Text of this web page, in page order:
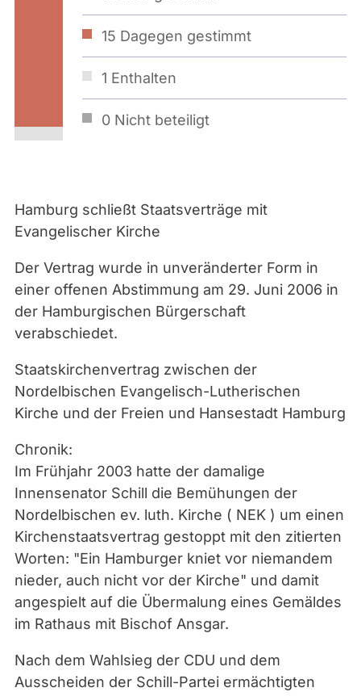
15 Dagegen gestimmt
1 Enthalten
0 Nicht beteiligt
Hamburg schließt Staatsverträge mit
Evangelischer Kirche
Der Vertrag wurde in unveränderter Form in
einer offenen Abstimmung am 29. Juni 2006 in
der Hamburgischen Bürgerschaft
verabschiedet.
Staatskirchenvertrag zwischen der
Nordelbischen Evangelisch-Lutherischen
Kirche und der Freien und Hansestadt Hamburg
Chronik:
Im Frühjahr 2003 hatte der damalige
Innensenator Schill die Bemühungen der
Nordelbischen ev. luth. Kirche ( NEK ) um einen
Kirchenstaatsvertrag gestoppt mit den zitierten
Worten: "Ein Hamburger kniet vor niemandem
nieder, auch nicht vor der Kirche" und damit
angespielt auf die Übermalung eines Gemäldes
im Rathaus mit Bischof Ansgar.
Nach dem Wahlsieg der CDU und dem
Ausscheiden der Schill-Partei ermächtigten